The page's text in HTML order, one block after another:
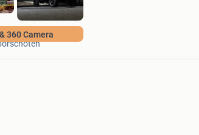
360 Camera
Auto's